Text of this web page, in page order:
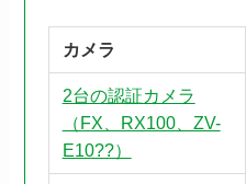
カメラ
2台の認証カメラ
（FX、RX100、ZV-
E10??）